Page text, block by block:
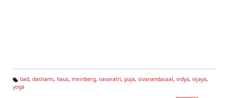
Ta
bad, dashami, haus, meinberg, navaratri, puja, sivanandasaal, vidya, vijaya,
yoga